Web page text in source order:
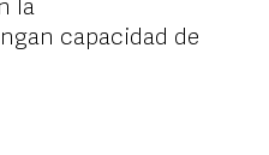
la
capacidad de